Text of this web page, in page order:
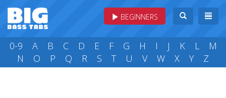
BEGINNERS
0-9 A B C D E F G H I J K L
M
N
O P Q R S T U V W X Y Z